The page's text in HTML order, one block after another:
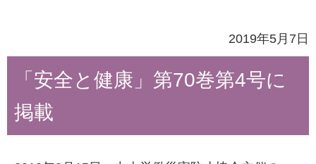
2019年5月7日
「安全と健康」第70巻第4号に
掲載